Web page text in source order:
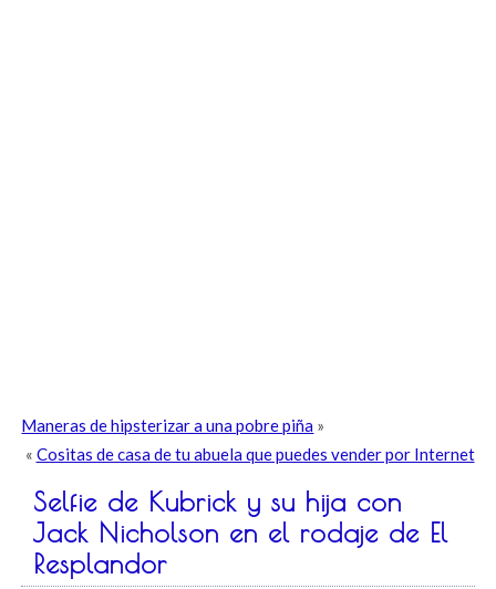
Maneras de hipsterizar a una pobre piña »
« Cositas de casa de tu abuela que puedes vender por Internet
Selfie de Kubrick y su hija con
Jack Nicholson en el rodaje de El
Resplandor